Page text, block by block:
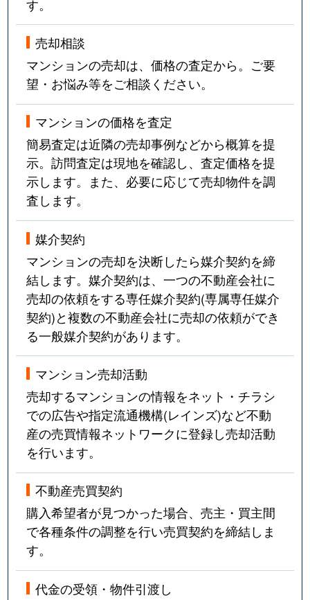
す。
売却相談
マンションの売却は、価格の査定から。ご要
望・お悩み等をご相談ください。
マンションの価格を査定
簡易査定は近隣の売却事例などから概算を提
示。訪問査定は現地を確認し、査定価格を提
示します。また、必要に応じて売却物件を調
査します。
媒介契約
マンションの売却を決断したら媒介契約を締
結します。媒介契約は、一つの不動産会社に
売却の依頼をする専任媒介契約(専属専任媒介
契約)と複数の不動産会社に売却の依頼ができ
る一般媒介契約があります。
マンション売却活動
売却するマンションの情報をネット・チラシ
での広告や指定流通機構(レインズ)など不動
産の売買情報ネットワークに登録し売却活動
を行います。
不動産売買契約
購入希望者が見つかった場合、売主・買主間
で各種条件の調整を行い売買契約を締結しま
す。
代金の受領・物件引渡し